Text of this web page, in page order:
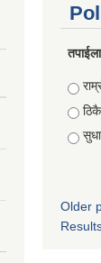
ठिकै
Older